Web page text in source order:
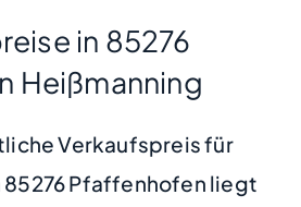
in 85276
Heißmanning
Verkaufspreis für
85276 Pfaffenhofen liegt